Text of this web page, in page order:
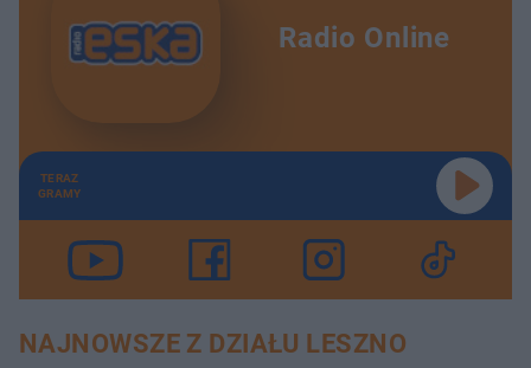
Radio Online
TERAZ
GRAMY
NAJNOWSZE Z DZIAŁU LESZNO